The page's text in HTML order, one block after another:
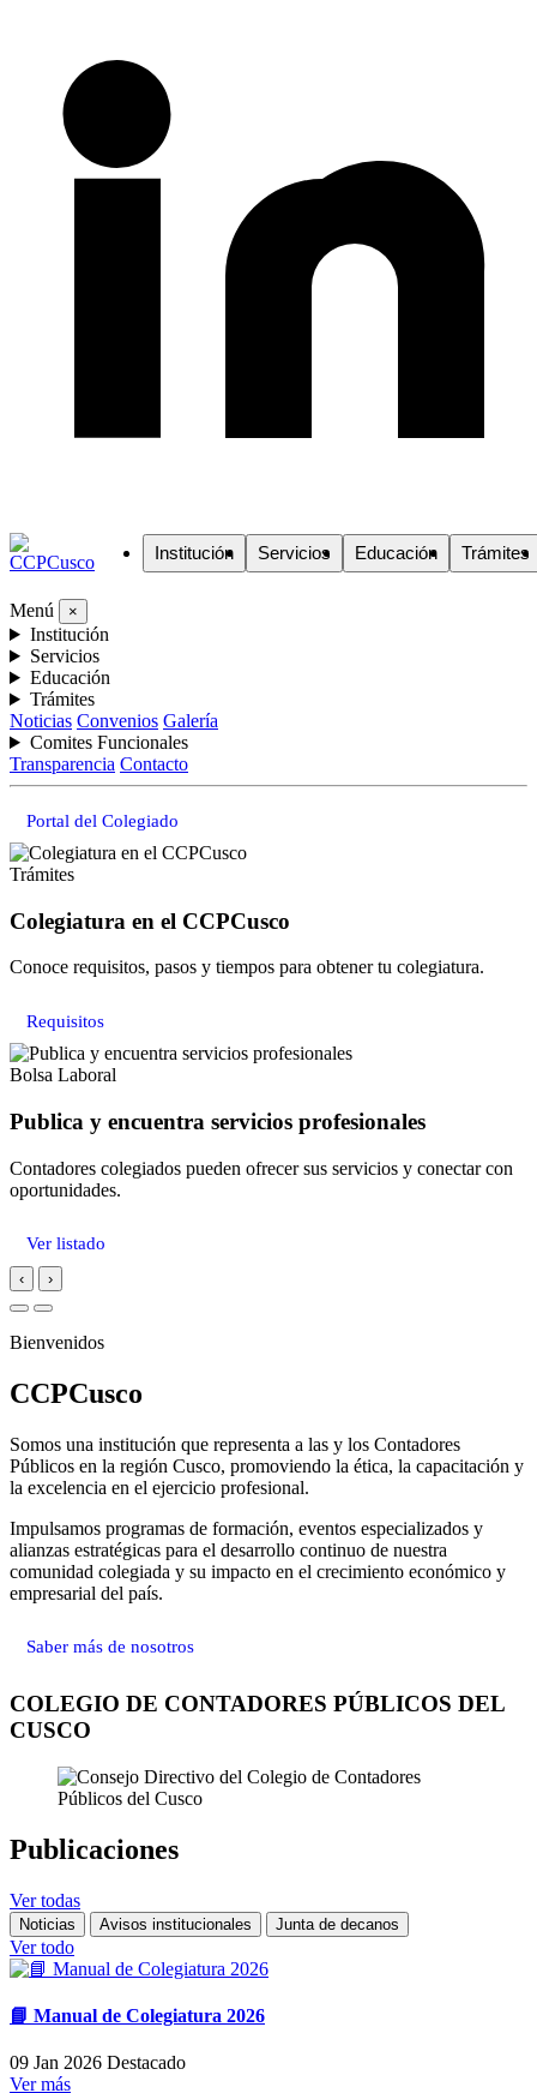
Institución Servicios Educación Trámites
Menú ×
Institución
Servicios
Educación
Trámites
Noticias Convenios Galería
Comites Funcionales
Transparencia Contacto
Portal del Colegiado
Trámites
Colegiatura en el CCPCusco
Conoce requisitos, pasos y tiempos para obtener tu colegiatura.
Requisitos
Bolsa Laboral
Publica y encuentra servicios profesionales
Contadores colegiados pueden ofrecer sus servicios y conectar con
oportunidades.
Ver listado
‹ ›
Bienvenidos
CCPCusco
Somos una institución que representa a las y los Contadores
Públicos en la región Cusco, promoviendo la ética, la capacitación y
la excelencia en el ejercicio profesional.
Impulsamos programas de formación, eventos especializados y
alianzas estratégicas para el desarrollo continuo de nuestra
comunidad colegiada y su impacto en el crecimiento económico y
empresarial del país.
Saber más de nosotros
COLEGIO DE CONTADORES PÚBLICOS DEL
CUSCO
Publicaciones
Ver todas
Noticias Avisos institucionales Junta de decanos
Ver todo
📘 Manual de Colegiatura 2026
09 Jan 2026 Destacado
Ver más